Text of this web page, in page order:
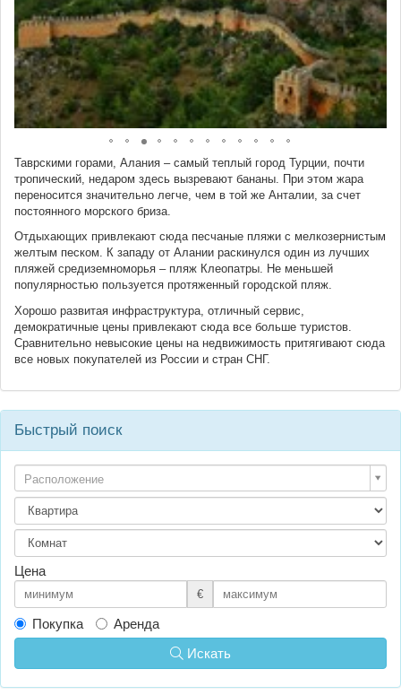
Таврскими горами, Алания – самый теплый город Турции, почти
тропический, недаром здесь вызревают бананы. При этом жара
переносится значительно легче, чем в той же Анталии, за счет
постоянного морского бриза.
Отдыхающих привлекают сюда песчаные пляжи с мелкозернистым
желтым песком. К западу от Алании раскинулся один из лучших
пляжей средиземноморья – пляж Клеопатры. Не меньшей
популярностью пользуется протяженный городской пляж.
Хорошо развитая инфраструктура, отличный сервис,
демократичные цены привлекают сюда все больше туристов.
Сравнительно невысокие цены на недвижимость притягивают сюда
все новых покупателей из России и стран СНГ.
Быстрый поиск
Расположение
Цена
€
Покупка
Аренда
Искать